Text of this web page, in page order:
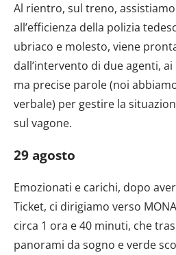
Al rientro, sul treno,
all’efficienza della polizia
ubriaco e molesto, viene
dall’intervento di due agenti,
ma precise parole (noi
verbale) per gestire la
sul vagone.
29 agosto
Emozionati e carichi, dopo
Ticket, ci dirigiamo verso
circa 1 ora e 40 minuti, che
panorami da sogno e verde